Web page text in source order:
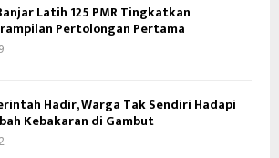
Latih 125 PMR Tingkatkan
Pertolongan Pertama
Hadir, Warga Tak Sendiri Hadapi
Kebakaran di Gambut